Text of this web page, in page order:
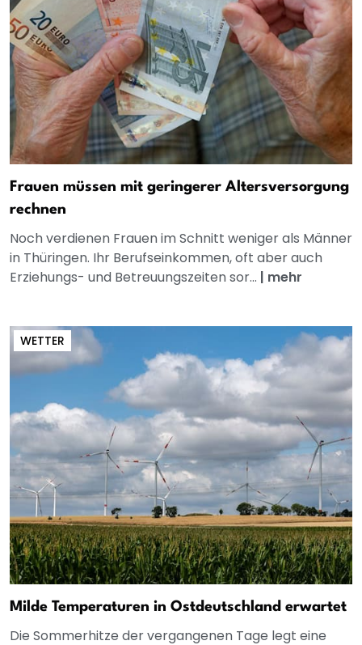
Frauen müssen mit geringerer Altersversorgung
rechnen
Noch verdienen Frauen im Schnitt weniger als Männer
in Thüringen. Ihr Berufseinkommen, oft aber auch
Erziehungs- und Betreuungszeiten sor... | mehr
WETTER
Milde Temperaturen in Ostdeutschland erwartet
Die Sommerhitze der vergangenen Tage legt eine